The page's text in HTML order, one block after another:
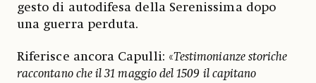
gesto di autodifesa della Serenissima dopo
una guerra perduta.
Riferisce ancora Capulli: «Testimonianze storiche
raccontano che il 31 maggio del 1509 il capitano